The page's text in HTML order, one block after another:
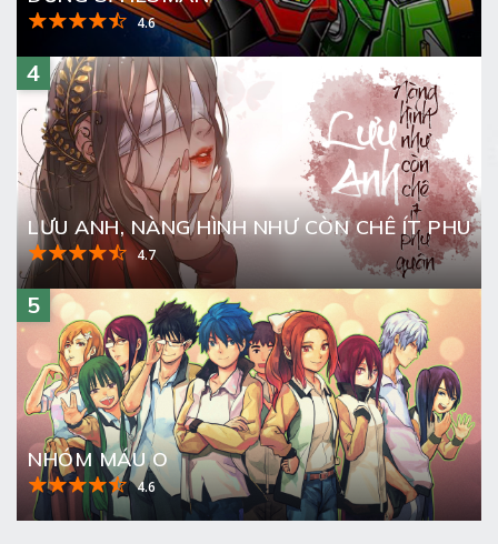
4.6
4
LƯU ANH, NÀNG HÌNH NHƯ CÒN CHÊ ÍT PHU
4.7
5
NHÓM MÁU O
4.6